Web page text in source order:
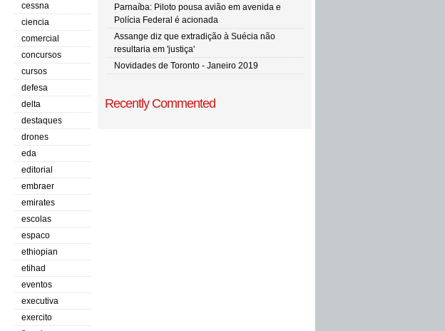
cessna
ciencia
comercial
concursos
cursos
defesa
delta
destaques
drones
eda
editorial
embraer
emirates
escolas
espaco
ethiopian
etihad
eventos
executiva
exercito
Parnaíba: Piloto pousa avião em avenida e
Polícia Federal é acionada
Assange diz que extradição à Suécia não
resultaria em 'justiça'
Novidades de Toronto - Janeiro 2019
Recently Commented